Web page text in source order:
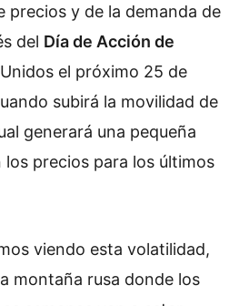
precios y de la demanda de
del Día de Acción de
el próximo 25 de
subirá la movilidad de
generará una pequeña
los precios para los últimos
viendo esta volatilidad,
montaña rusa donde los